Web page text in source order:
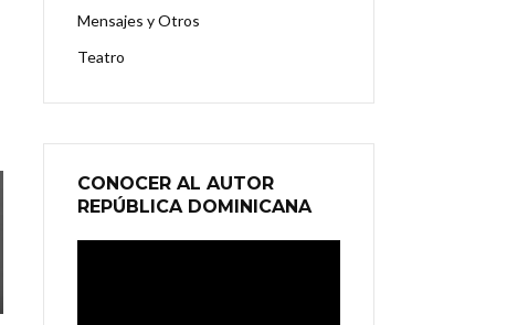
Mensajes y Otros
Teatro
CONOCER AL AUTOR
REPÚBLICA DOMINICANA